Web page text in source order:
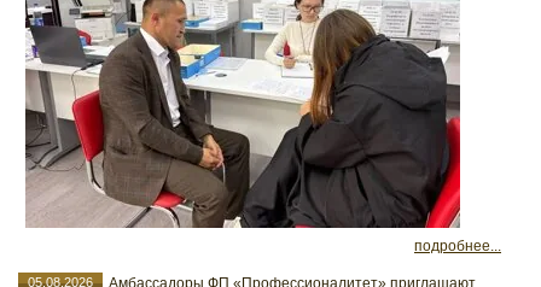
подробнее...
05.08.2026
Амбассадоры ФП «Профессионалитет» приглашают